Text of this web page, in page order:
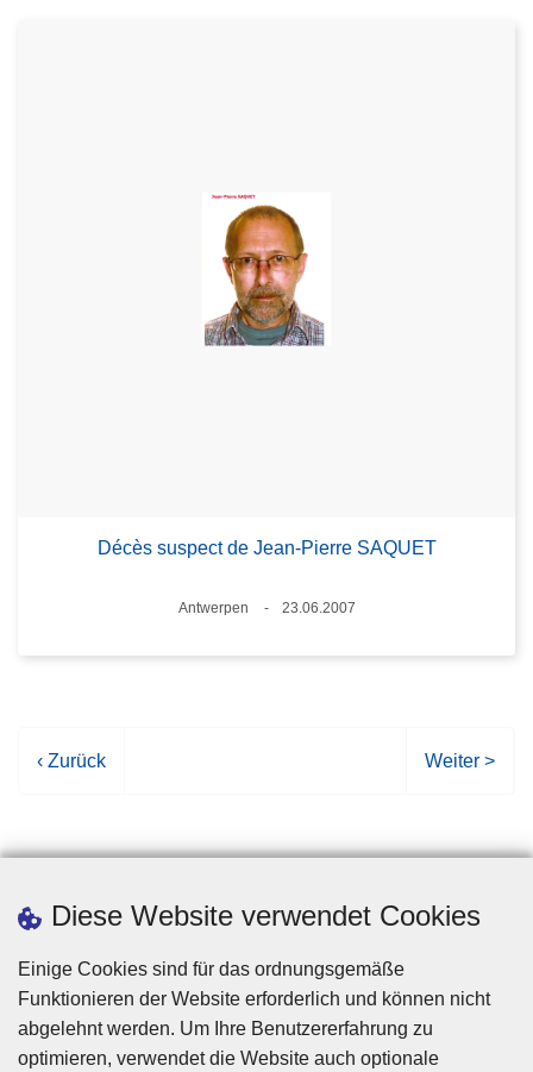
Diese Website verwendet Cookies
Einige Cookies sind für das ordnungsgemäße
Funktionieren der Website erforderlich und können nicht
abgelehnt werden. Um Ihre Benutzererfahrung zu
optimieren, verwendet die Website auch optionale
Décès suspect de Jean-Pierre SAQUET
Standort
Antwerpen
23.06.2007
V
h
g
e
S
e
‹ Zurück
N
h
t
e
i
t
Weiter >